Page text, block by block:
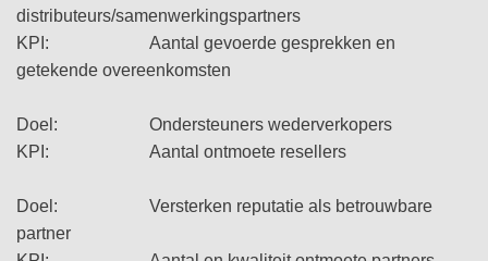
distributeurs/samenwerkingspartners
KPI: Aantal gevoerde gesprekken en
getekende overeenkomsten
Doel: Ondersteuners wederverkopers
KPI: Aantal ontmoete resellers
Doel: Versterken reputatie als betrouwbare
partner